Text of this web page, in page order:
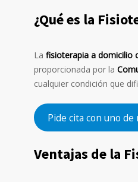
¿Qué es la
La fisioterapia a domicilio
proporcionada por la
cualquier condición que
Pide cita con uno
Ventajas de la